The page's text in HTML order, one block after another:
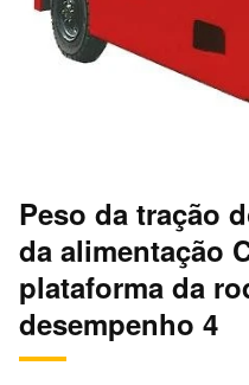
Peso da tração
da alimentação
plataforma da
desempenho 4